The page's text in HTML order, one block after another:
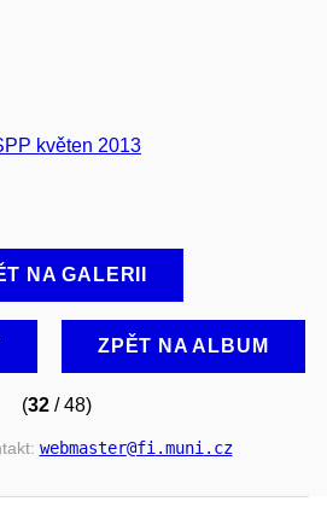
NA GALERII
ZPĚT NA ALBUM
(32 / 48)
webmaster@fi.muni.cz